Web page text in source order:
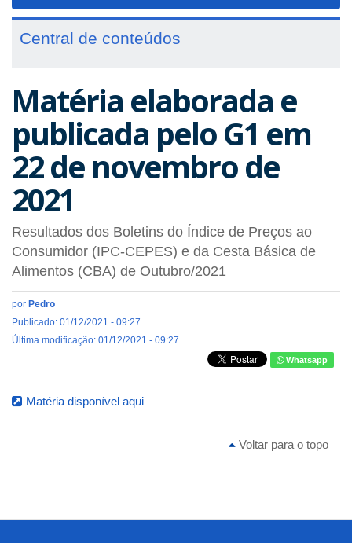
Central de conteúdos
Matéria elaborada e
publicada pelo G1 em
22 de novembro de
2021
Resultados dos Boletins do Índice de Preços ao
Consumidor (IPC-CEPES) e da Cesta Básica de
Alimentos (CBA) de Outubro/2021
por Pedro
Publicado: 01/12/2021 - 09:27
Última modificação: 01/12/2021 - 09:27
Whatsapp
Matéria disponível aqui
Voltar para o topo